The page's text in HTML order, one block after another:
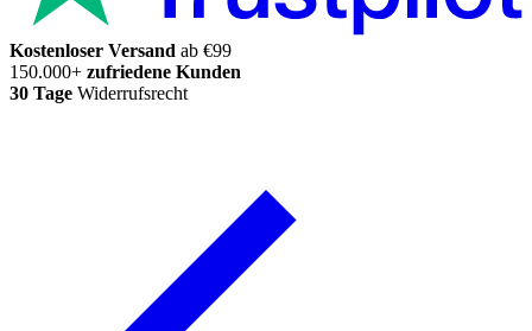
Kostenloser Versand ab €99
150.000+ zufriedene Kunden
30 Tage Widerrufsrecht